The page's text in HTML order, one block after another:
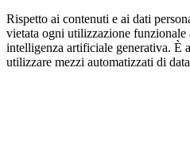
Rispetto ai contenuti e ai dati
vietata ogni utilizzazione funzionale
intelligenza artificiale generativa. È
utilizzare mezzi automatizzati di